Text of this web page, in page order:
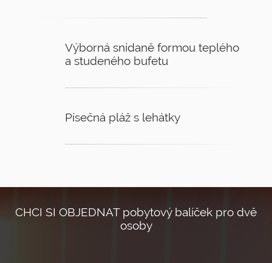
Výborná snídaně formou teplého
a studeného bufetu
Písečná pláž s lehátky
CHCI SI OBJEDNAT pobytový balíček pro dvě
osoby